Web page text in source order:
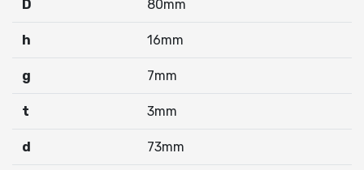
D 80mm
h 16mm
g 7mm
t 3mm
d 73mm